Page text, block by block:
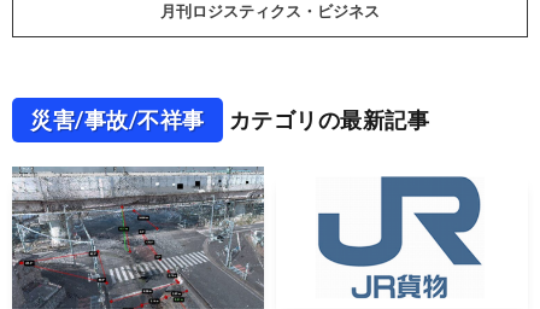
月刊ロジスティクス・ビジネス
災害/事故/不祥事 カテゴリの最新記事